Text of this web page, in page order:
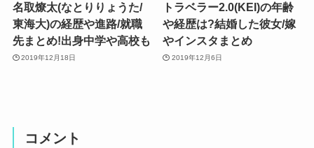
名取燎太(なとりりょうた/
東海大)の経歴や進路/就職
先まとめ!出身中学や高校も
2019年12月18日
トラベラー2.0(KEI)の年齢
や経歴は?結婚した彼女/嫁
やインスタまとめ
2019年12月6日
コメント